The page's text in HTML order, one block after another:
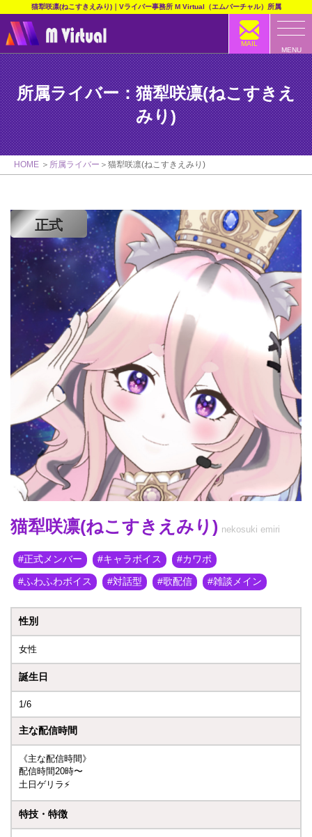
猫犁咲凛(ねこすきえみり)｜Vライバー事務所 M Virtual（エムバーチャル）所属
MENU
MAIL
所属ライバー：猫犁咲凛(ねこすきえ
みり)
HOME 所属ライバー 猫犁咲凛(ねこすきえみり)
正式
猫犁咲凛(ねこすきえみり) nekosuki emiri
正式メンバー キャラボイス
カワボ
ふわふわボイス
対話型 歌配信 雑談メイン
性別
女性
誕生日
1/6
主な配信時間
《主な配信時間》
配信時間20時〜
土日ゲリラ⚡️
特技・特徴